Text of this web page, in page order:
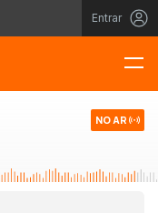
Entrar
NO AR